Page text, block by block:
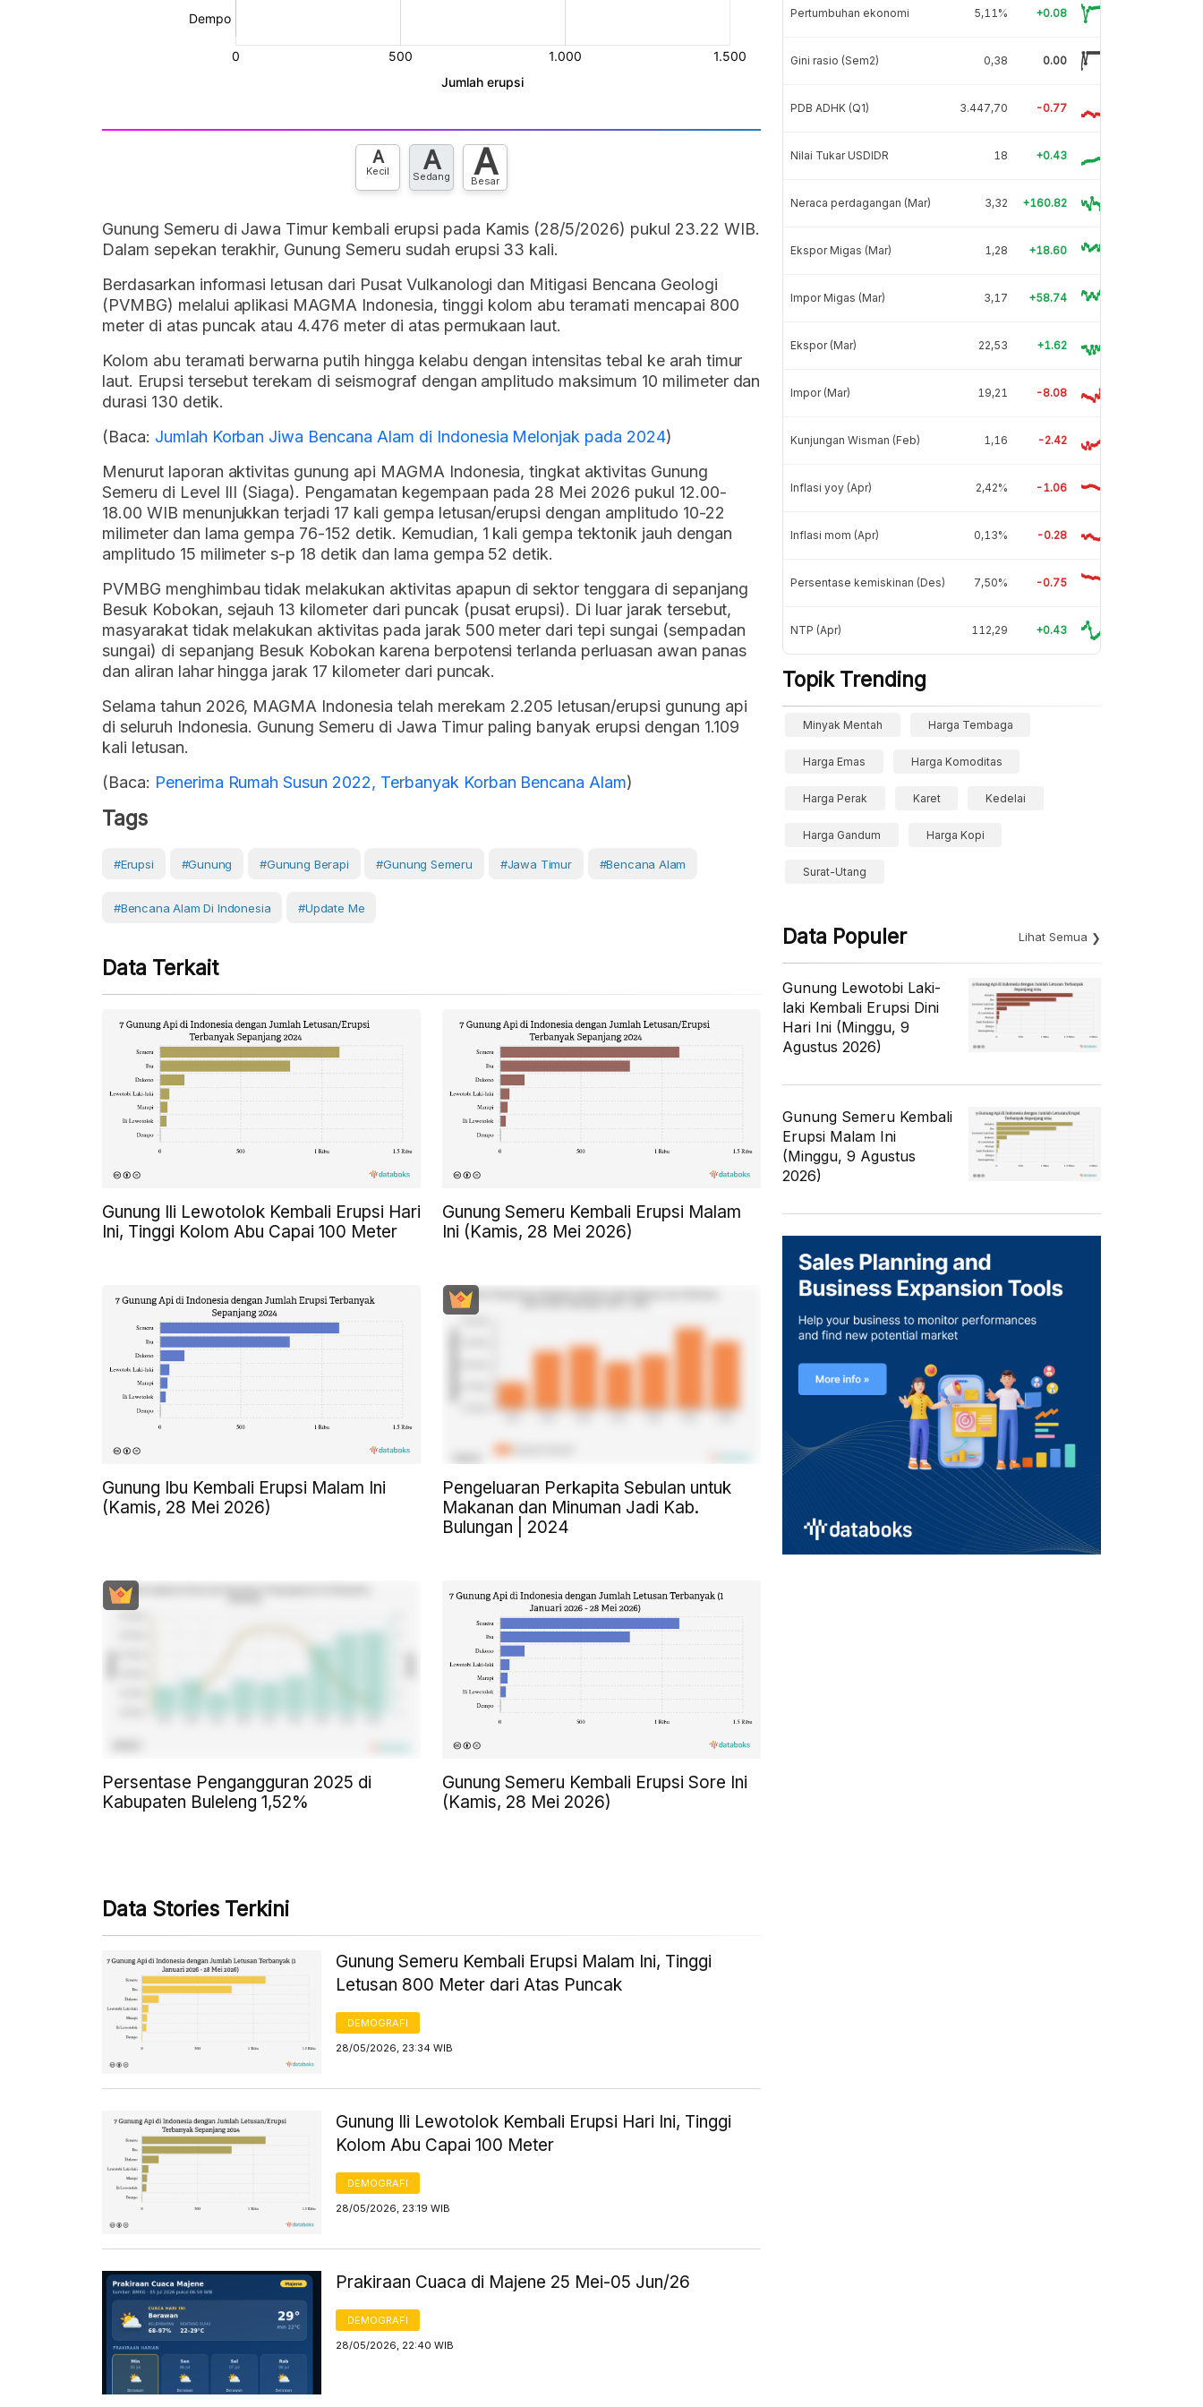
A
Kecil A
Sedang A
Besar
Gunung Semeru di Jawa Timur kembali erupsi pada Kamis (28/5/2026) pukul 23.22 WIB.
Dalam sepekan terakhir, Gunung Semeru sudah erupsi 33 kali.
Berdasarkan informasi letusan dari Pusat Vulkanologi dan Mitigasi Bencana Geologi
(PVMBG) melalui aplikasi MAGMA Indonesia, tinggi kolom abu teramati mencapai 800
meter di atas puncak atau 4.476 meter di atas permukaan laut.
Kolom abu teramati berwarna putih hingga kelabu dengan intensitas tebal ke arah timur
laut. Erupsi tersebut terekam di seismograf dengan amplitudo maksimum 10 milimeter dan
durasi 130 detik.
(Baca: Jumlah Korban Jiwa Bencana Alam di Indonesia Melonjak pada 2024)
Menurut laporan aktivitas gunung api MAGMA Indonesia, tingkat aktivitas Gunung
Semeru di Level III (Siaga). Pengamatan kegempaan pada 28 Mei 2026 pukul 12.00-
18.00 WIB menunjukkan terjadi 17 kali gempa letusan/erupsi dengan amplitudo 10-22
milimeter dan lama gempa 76-152 detik. Kemudian, 1 kali gempa tektonik jauh dengan
amplitudo 15 milimeter s-p 18 detik dan lama gempa 52 detik.
PVMBG menghimbau tidak melakukan aktivitas apapun di sektor tenggara di sepanjang
Besuk Kobokan, sejauh 13 kilometer dari puncak (pusat erupsi). Di luar jarak tersebut,
masyarakat tidak melakukan aktivitas pada jarak 500 meter dari tepi sungai (sempadan
sungai) di sepanjang Besuk Kobokan karena berpotensi terlanda perluasan awan panas
dan aliran lahar hingga jarak 17 kilometer dari puncak.
Selama tahun 2026, MAGMA Indonesia telah merekam 2.205 letusan/erupsi gunung api
di seluruh Indonesia. Gunung Semeru di Jawa Timur paling banyak erupsi dengan 1.109
kali letusan.
(Baca: Penerima Rumah Susun 2022, Terbanyak Korban Bencana Alam)
Tags
#erupsi #Gunung #gunung Berapi #Gunung Semeru #Jawa Timur #Bencana Alam
#Bencana Alam Di Indonesia #Update Me
Data Terkait
Gunung Ili Lewotolok Kembali Erupsi Hari
Ini, Tinggi Kolom Abu Capai 100 Meter
Gunung Semeru Kembali Erupsi Malam
Ini (Kamis, 28 Mei 2026)
Gunung Ibu Kembali Erupsi Malam Ini
(Kamis, 28 Mei 2026)
Pengeluaran Perkapita Sebulan untuk
Makanan dan Minuman Jadi Kab.
Bulungan | 2024
Persentase Pengangguran 2025 di
Kabupaten Buleleng 1,52%
Gunung Semeru Kembali Erupsi Sore Ini
(Kamis, 28 Mei 2026)
Data Stories Terkini
Gunung Semeru Kembali Erupsi Malam Ini, Tinggi
Letusan 800 Meter dari Atas Puncak
DEMOGRAFI
28/05/2026, 23:34 WIB
Gunung Ili Lewotolok Kembali Erupsi Hari Ini, Tinggi
Kolom Abu Capai 100 Meter
DEMOGRAFI
28/05/2026, 23:19 WIB
Prakiraan Cuaca di Majene 25 Mei-05 Jun/26
DEMOGRAFI
28/05/2026, 22:40 WIB
Pertumbuhan ekonomi 5,11% +0.08
Gini rasio (Sem2) 0,38 0.00
PDB ADHK (Q1) 3.447,70 -0.77
Nilai Tukar USDIDR 18 +0.43
Neraca perdagangan (Mar) 3,32 +160.82
Ekspor Migas (Mar) 1,28 +18.60
Impor Migas (Mar) 3,17 +58.74
Ekspor (Mar) 22,53 +1.62
Impor (Mar) 19,21 -8.08
Kunjungan Wisman (Feb) 1,16 -2.42
Inflasi yoy (Apr) 2,42% -1.06
Inflasi mom (Apr) 0,13% -0.28
Persentase kemiskinan (Des) 7,50% -0.75
NTP (Apr) 112,29 +0.43
Topik Trending
Minyak Mentah Harga Tembaga
Harga Emas Harga Komoditas
Harga Perak Karet Kedelai
Harga Gandum Harga Kopi
Surat-Utang
Data Populer Lihat Semua
Gunung Lewotobi Laki-
laki Kembali Erupsi Dini
Hari Ini (Minggu, 9
Agustus 2026)
Gunung Semeru Kembali
Erupsi Malam Ini
(Minggu, 9 Agustus
2026)